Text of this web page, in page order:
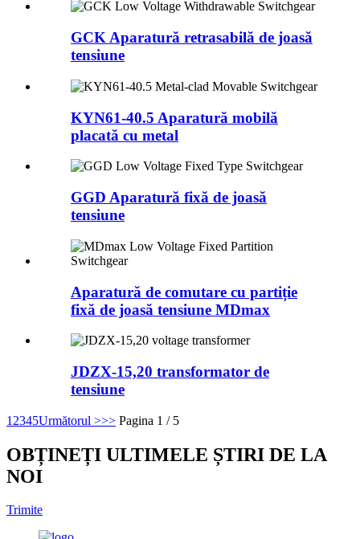
GCK Aparatură retrasabilă de joasă
tensiune
KYN61-40.5 Aparatură mobilă
placată cu metal
GGD Aparatură fixă ​​de joasă
tensiune
Aparatură de comutare cu partiție
fixă ​​de joasă tensiune MDmax
JDZX-15,20 transformator de
tensiune
1 2345Următorul >>> Pagina 1 / 5
OBȚINEȚI ULTIMELE ȘTIRI DE LA
NOI
Trimite